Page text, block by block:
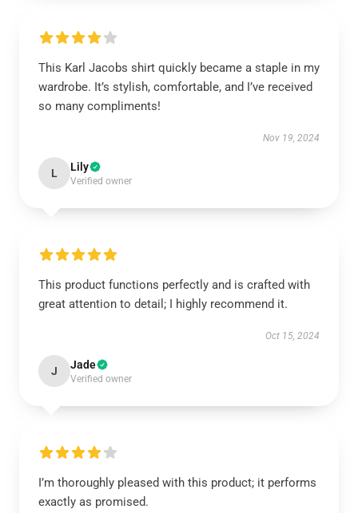
This Karl Jacobs shirt quickly became a staple in my
wardrobe. It’s stylish, comfortable, and I’ve received
so many compliments!
Nov 19, 2024
L Lily
Verified owner
This product functions perfectly and is crafted with
great attention to detail; I highly recommend it.
Oct 15, 2024
J Jade
Verified owner
I’m thoroughly pleased with this product; it performs
exactly as promised.